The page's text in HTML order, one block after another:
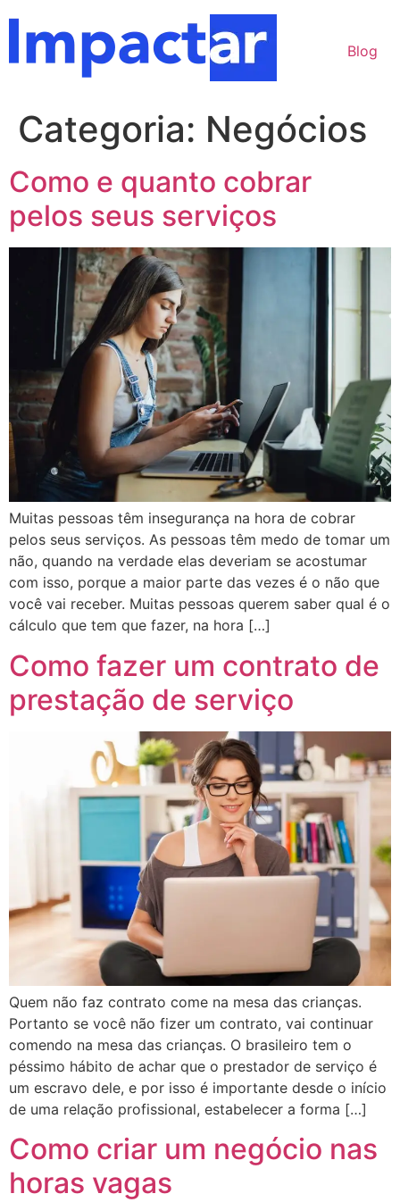
para
Blog
Categoria: Negócios
Como e quanto cobrar
pelos seus serviços
Muitas pessoas têm insegurança na hora de cobrar
pelos seus serviços. As pessoas têm medo de tomar um
não, quando na verdade elas deveriam se acostumar
com isso, porque a maior parte das vezes é o não que
você vai receber. Muitas pessoas querem saber qual é o
cálculo que tem que fazer, na hora […]
Como fazer um contrato de
prestação de serviço
Quem não faz contrato come na mesa das crianças.
Portanto se você não fizer um contrato, vai continuar
comendo na mesa das crianças. O brasileiro tem o
péssimo hábito de achar que o prestador de serviço é
um escravo dele, e por isso é importante desde o início
de uma relação profissional, estabelecer a forma […]
Como criar um negócio nas
horas vagas